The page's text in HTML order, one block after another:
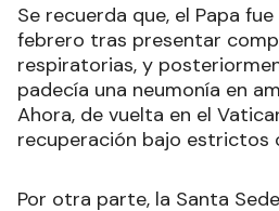
Se recuerda que, el Papa
febrero tras presentar
respiratorias, y
padecía una neumonía en
Ahora, de vuelta en el
recuperación bajo estrictos
Por otra parte, la Santa